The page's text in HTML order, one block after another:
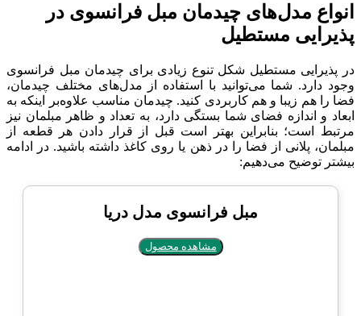
انواع مدل‌های چیدمان مبل فرانسوی در
پذیرایی مستطیل
در پذیرایی مستطیل شکل تنوع زیادی برای چیدمان مبل فرانسوی
وجود دارد. شما می‌توانید با استفاده از مدل‌های مختلف چیدمان،
فضا را هم زیبا و هم کاربردی کنید. چیدمان مناسب علاوه‌بر اینکه به
ابعاد و اندازه فضای شما بستگی دارد، به تعداد و ظاهر مبلمان نیز
مرتبط است؛ بنابراین بهتر است قبل از قرار دادن هر قطعه از
مبلمان، پلانی از فضا را در ذهن یا روی کاغذ داشته باشید. در ادامه
بیشتر توضیح می‌دهیم:
مبل فرانسوی مدل دریا
مشاهده محصول